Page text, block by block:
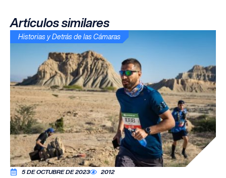
Artículos similares
Historias y Detrás de las Cámaras
5 DE OCTUBRE DE 2023 2012